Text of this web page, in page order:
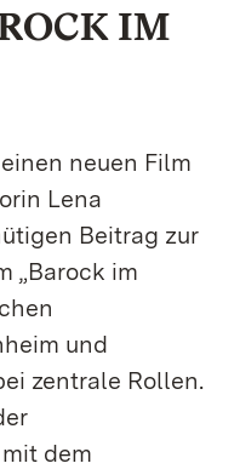
IM
neuen Film
Lena
Beitrag zur
„Barock im
und
zentrale Rollen.
dem